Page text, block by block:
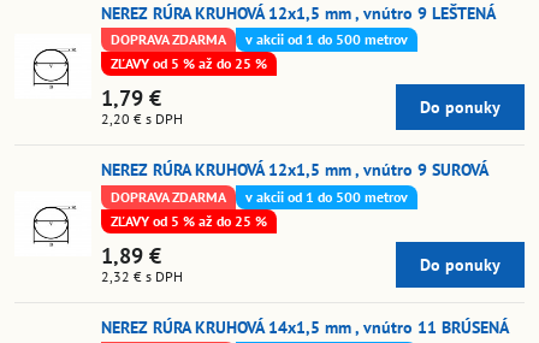
NEREZ RÚRA KRUHOVÁ 12x1,5 mm , vnútro 9 LEŠTENÁ
DOPRAVA ZDARMA
v akcii od 1 do 500 metrov
ZĽAVY od 5 % až do 25 %
1,79 €
2,20 € s DPH
Do ponuky
NEREZ RÚRA KRUHOVÁ 12x1,5 mm , vnútro 9 SUROVÁ
DOPRAVA ZDARMA
v akcii od 1 do 500 metrov
ZĽAVY od 5 % až do 25 %
1,89 €
2,32 € s DPH
Do ponuky
NEREZ RÚRA KRUHOVÁ 14x1,5 mm , vnútro 11 BRÚSENÁ